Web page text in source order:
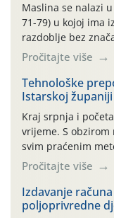
Maslina se nalazi
71-79) u kojoj ima
razdoblje bez
temperature
takvo sušno
temperatura na
(min. temp.
Pročitajte više
Tehnološke
Istarskoj županiji
Kraj srpnja i
vrijeme. S obzirom
svim praćenim
maksimalne
vizualno, drže.
negativan učinak
više godina […]
Pročitajte više
Izdavanje
poljoprivredne